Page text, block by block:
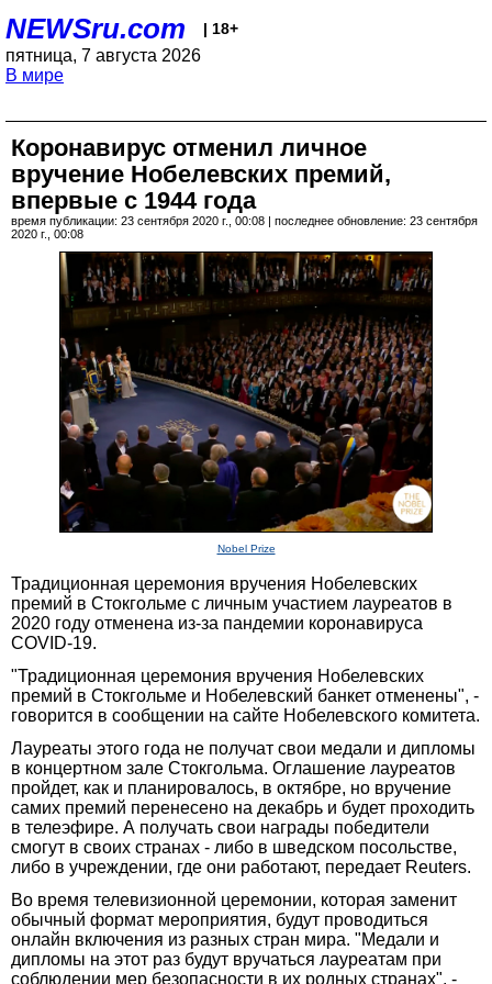
NEWSru.com | 18+
пятница, 7 августа 2026
В мире
Коронавирус отменил личное
вручение Нобелевских премий,
впервые с 1944 года
время публикации: 23 сентября 2020 г., 00:08 | последнее обновление: 23 сентября
2020 г., 00:08
Nobel Prize
Традиционная церемония вручения Нобелевских
премий в Стокгольме с личным участием лауреатов в
2020 году отменена из-за пандемии коронавируса
COVID-19.
"Традиционная церемония вручения Нобелевских
премий в Стокгольме и Нобелевский банкет отменены", -
говорится в сообщении на сайте Нобелевского комитета.
Лауреаты этого года не получат свои медали и дипломы
в концертном зале Стокгольма. Оглашение лауреатов
пройдет, как и планировалось, в октябре, но вручение
самих премий перенесено на декабрь и будет проходить
в телеэфире. А получать свои награды победители
смогут в своих странах - либо в шведском посольстве,
либо в учреждении, где они работают, передает Reuters.
Во время телевизионной церемонии, которая заменит
обычный формат мероприятия, будут проводиться
онлайн включения из разных стран мира. "Медали и
дипломы на этот раз будут вручаться лауреатам при
соблюдении мер безопасности в их родных странах", -